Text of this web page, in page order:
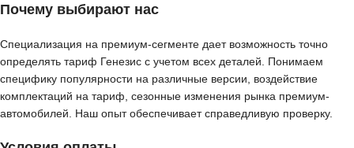
Почему выбирают нас
Специализация на премиум-сегменте дает возможность точно
определять тариф Генезис с учетом всех деталей. Понимаем
специфику популярности на различные версии, воздействие
комплектаций на тариф, сезонные изменения рынка премиум-
автомобилей. Наш опыт обеспечивает справедливую проверку.